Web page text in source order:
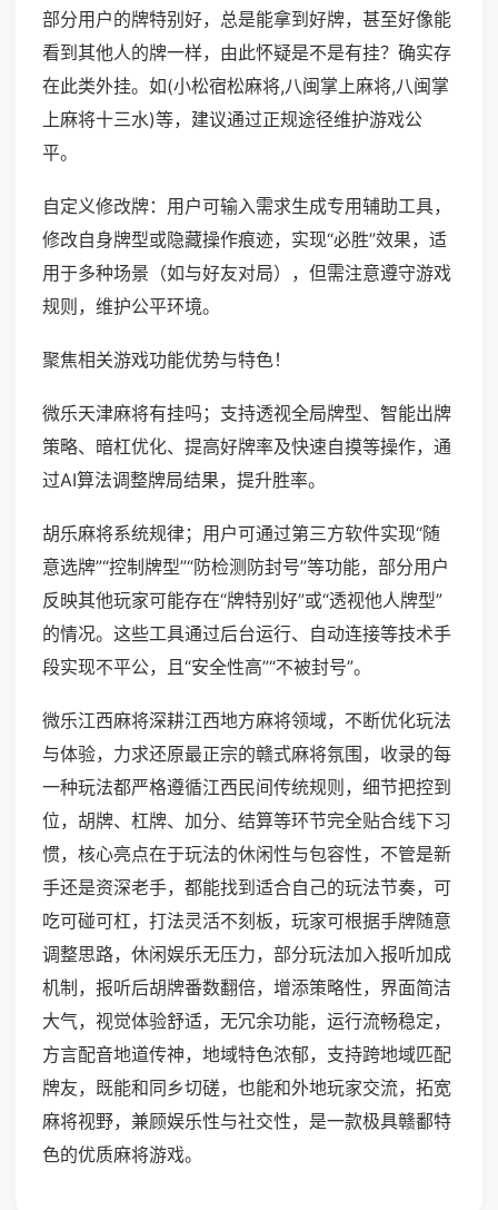
部分用户的牌特别好，总是能拿到好牌，甚至好像能
看到其他人的牌一样，由此怀疑是不是有挂？确实存
在此类外挂。如(小松宿松麻将,八闽掌上麻将,八闽掌
上麻将十三水)等，建议通过正规途径维护游戏公
平。
自定义修改牌：用户可输入需求生成专用辅助工具，
修改自身牌型或隐藏操作痕迹，实现“必胜”效果，适
用于多种场景（如与好友对局），但需注意遵守游戏
规则，维护公平环境。
聚焦相关游戏功能优势与特色！
微乐天津麻将有挂吗；支持透视全局牌型、智能出牌
策略、暗杠优化、提高好牌率及快速自摸等操作，通
过AI算法调整牌局结果，提升胜率。
胡乐麻将系统规律；用户可通过第三方软件实现“随
意选牌”“控制牌型”“防检测防封号”等功能，部分用户
反映其他玩家可能存在“牌特别好”或“透视他人牌型”
的情况。这些工具通过后台运行、自动连接等技术手
段实现不平公，且“安全性高”“不被封号”。
微乐江西麻将深耕江西地方麻将领域，不断优化玩法
与体验，力求还原最正宗的赣式麻将氛围，收录的每
一种玩法都严格遵循江西民间传统规则，细节把控到
位，胡牌、杠牌、加分、结算等环节完全贴合线下习
惯，核心亮点在于玩法的休闲性与包容性，不管是新
手还是资深老手，都能找到适合自己的玩法节奏，可
吃可碰可杠，打法灵活不刻板，玩家可根据手牌随意
调整思路，休闲娱乐无压力，部分玩法加入报听加成
机制，报听后胡牌番数翻倍，增添策略性，界面简洁
大气，视觉体验舒适，无冗余功能，运行流畅稳定，
方言配音地道传神，地域特色浓郁，支持跨地域匹配
牌友，既能和同乡切磋，也能和外地玩家交流，拓宽
麻将视野，兼顾娱乐性与社交性，是一款极具赣鄱特
色的优质麻将游戏。